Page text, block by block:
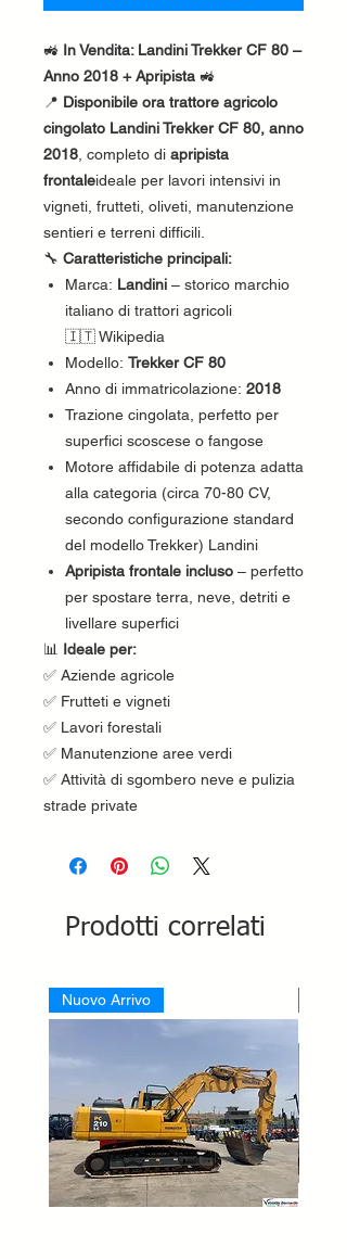
🚜 In Vendita: Landini Trekker CF 80 –
Anno 2018 + Apripista 🚜
📍 Disponibile ora trattore agricolo
cingolato Landini Trekker CF 80, anno
2018 , completo di apripista
frontaleideale per lavori intensivi in
vigneti, frutteti, oliveti, manutenzione
sentieri e terreni difficili.
🔧 Caratteristiche principali:
Marca: Landini – storico marchio
italiano di trattori agricoli
🇮🇹 Wikipedia
Modello: Trekker CF 80
Anno di immatricolazione: 2018
Trazione cingolata, perfetto per
superfici scoscese o fangose
Motore affidabile di potenza adatta
alla categoria (circa 70-80 CV,
secondo configurazione standard
del modello Trekker) Landini
Apripista frontale incluso – perfetto
per spostare terra, neve, detriti e
livellare superfici
📊 Ideale per:
✅ Aziende agricole
✅ Frutteti e vigneti
✅ Lavori forestali
✅ Manutenzione aree verdi
✅ Attività di sgombero neve e pulizia
strade private
Prodotti correlati
Nuovo Arrivo